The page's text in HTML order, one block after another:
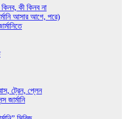
কী কিনব না
আসার আগে, পরে)
ট্রেন, প্লেন
জার্মানি